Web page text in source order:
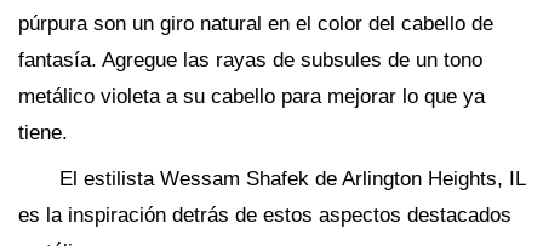
púrpura son un giro natural en el color del cabello de
fantasía. Agregue las rayas de subsules de un tono
metálico violeta a su cabello para mejorar lo que ya
tiene.
El estilista Wessam Shafek de Arlington Heights, IL
es la inspiración detrás de estos aspectos destacados